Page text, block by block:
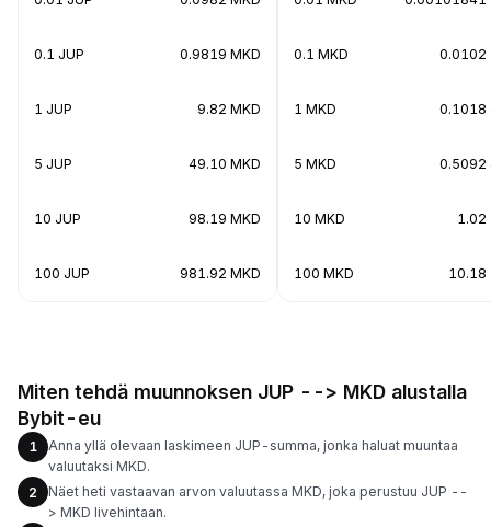
0.1 JUP 0.9819 MKD
1 JUP 9.82 MKD
5 JUP 49.10 MKD
10 JUP 98.19 MKD
100 JUP 981.92 MKD
0.1 MKD 0.0102
1 MKD 0.1018
5 MKD 0.5092
10 MKD 1.02
100 MKD 10.18
Miten tehdä muunnoksen JUP --> MKD alustalla
Bybit-eu
1
Anna yllä olevaan laskimeen JUP-summa, jonka haluat muuntaa
valuutaksi MKD.
2
Näet heti vastaavan arvon valuutassa MKD, joka perustuu JUP --
> MKD livehintaan.